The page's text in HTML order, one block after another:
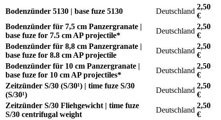
Bodenzünder 5130 | base fuze 5130
Deutschland
2,50
€
Bodenzünder für 7,5 cm Panzergranate |
base fuze for 7.5 cm AP projectile*
Deutschland
2,50
€
Bodenzünder für 8,8 cm Panzergranate |
base fuze for 8.8 cm AP projectile
Deutschland
2,50
€
Bodenzünder für 10 cm Panzergranate |
base fuze for 10 cm AP projectiles*
Deutschland
2,50
€
Zeitzünder S/30 (S/30¹) | time fuze S/30
(S/30¹)
Deutschland
2,50
€
Zeitzünder S/30 Fliehgewicht | time fuze
S/30 centrifugal weight
Deutschland
2,50
€